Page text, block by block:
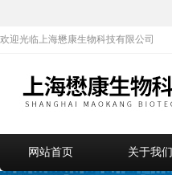
欢迎光临上海懋康生物科技有限公司
网站首页 关于我们